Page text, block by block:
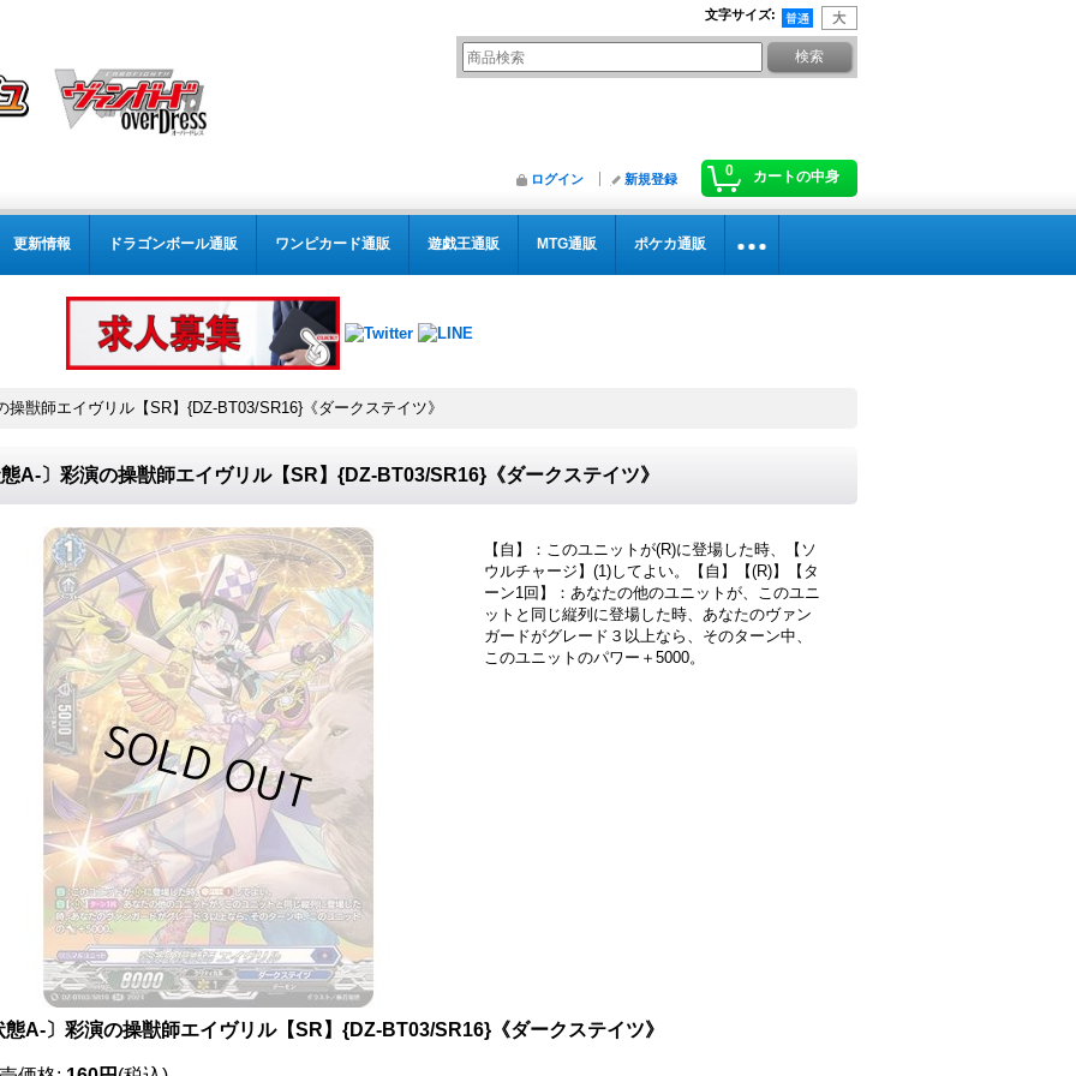
文字サイズ:
0 カートの中身
ログイン 新規登録
更新情報 ドラゴンボール通販 ワンピカード通販 遊戯王通販 MTG通販 ポケカ通販
操獣師エイヴリル【SR】{DZ-BT03/SR16}《ダークステイツ》
A-〕彩演の操獣師エイヴリル【SR】{DZ-BT03/SR16}《ダークステイツ》
【自】：このユニットが(R)に登場した時、【ソ
ウルチャージ】(1)してよい。【自】【(R)】【タ
ーン1回】：あなたの他のユニットが、このユニ
ットと同じ縦列に登場した時、あなたのヴァン
ガードがグレード３以上なら、そのターン中、
このユニットのパワー＋5000。
態A-〕彩演の操獣師エイヴリル【SR】{DZ-BT03/SR16}《ダークステイツ》